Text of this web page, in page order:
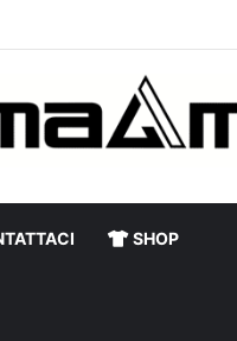
Serie B, trattative e ufficialità
SHOP